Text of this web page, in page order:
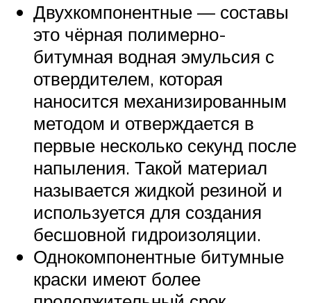
Двухкомпонентные — составы
это чёрная полимерно-
битумная водная эмульсия с
отвердителем, которая
наносится механизированным
методом и отверждается в
первые несколько секунд после
напыления. Такой материал
называется жидкой резиной и
используется для создания
бесшовной гидроизоляции.
Однокомпонентные битумные
краски имеют более